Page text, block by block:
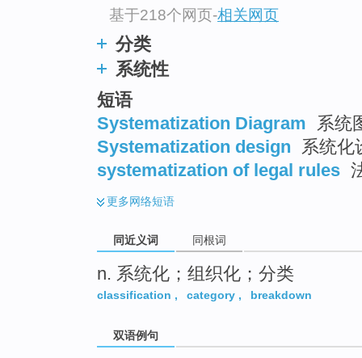
基于218个网页-相关网页
分类
系统性
短语
Systematization Diagram
系统
Systematization design
系统化
systematization of legal rules
更多网络短语
同近义词 同根词
n. 系统化；组织化；分类
classification , category , breakdown
双语例句